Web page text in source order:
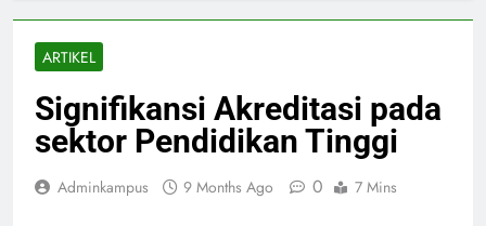
ARTIKEL
Signifikansi Akreditasi pada
sektor Pendidikan Tinggi
Adminkampus 9 Months Ago 0 7 Mins